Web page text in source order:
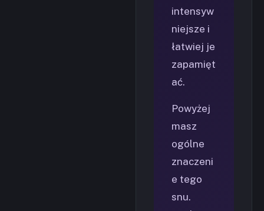
intensyw
niejsze i
łatwiej je
zapamięt
ać.
Powyżej
masz
ogólne
znaczeni
e tego
snu.